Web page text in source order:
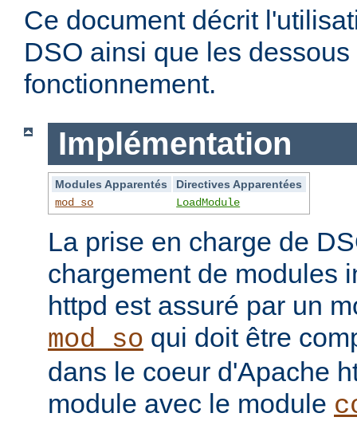
Ce document décrit
DSO ainsi que les
fonctionnement.
Implémentation
Modules Apparentés
Directives Apparentées
mod_so
LoadModule
La prise en charge de
chargement de modules
httpd est assuré par un
mod_so qui doit être
dans le coeur d'Apache
module avec le module